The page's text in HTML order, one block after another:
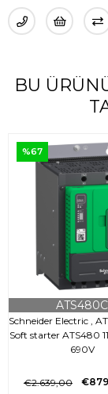
BU
Schneider Electric ,
Soft starter ATS480
690V
€2.639,00
%67